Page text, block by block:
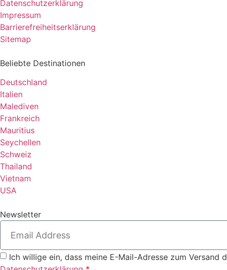
Datenschutzerklärung
Impressum
Barrierefreiheitserklärung
Sitemap
Beliebte Destinationen
Deutschland
Italien
Malediven
Frankreich
Mauritius
Seychellen
Schweiz
Thailand
Vietnam
USA
Newsletter
Ich willige ein, dass meine E-Mail-Adresse zum